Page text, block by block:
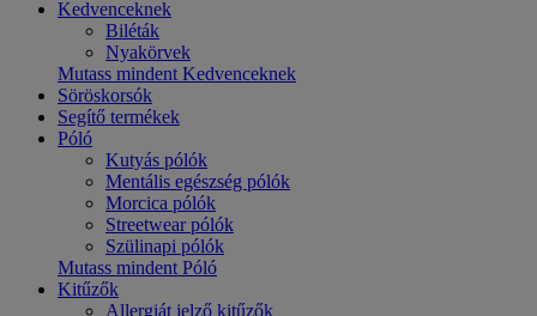
Kedvenceknek
Biléták
Nyakörvek
Mutass mindent Kedvenceknek
Söröskorsók
Segítő termékek
Póló
Kutyás pólók
Mentális egészség pólók
Morcica pólók
Streetwear pólók
Szülinapi pólók
Mutass mindent Póló
Kitűzők
Allergiát jelző kitűzők